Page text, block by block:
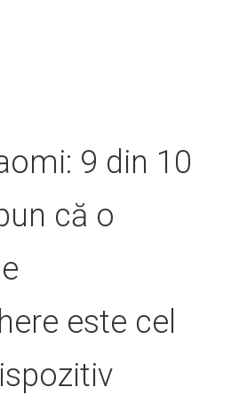
9 din 10
că o
este cel